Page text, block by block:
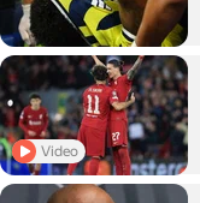
Video